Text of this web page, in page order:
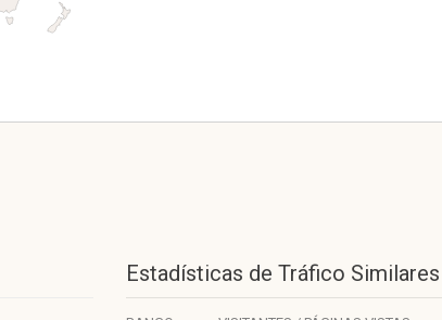
Estadísticas de Tráfico Similares